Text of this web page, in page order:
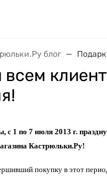
блог
с 1 по 7 июля 2013 г.
Кастрюльки.Ру!
покупку в этот